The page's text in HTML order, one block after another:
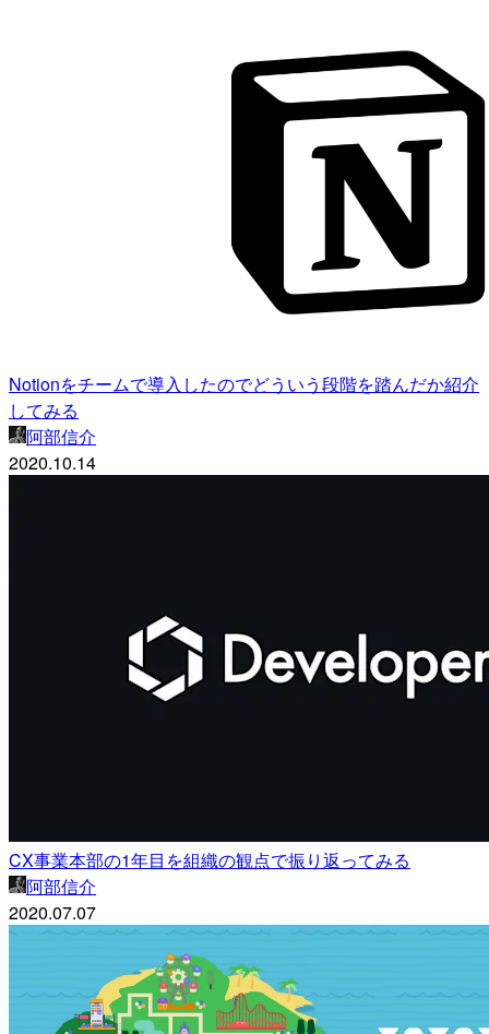
Notionをチームで導入したのでどういう段階を踏んだか紹介
してみる
阿部信介
2020.10.14
CX事業本部の1年目を組織の観点で振り返ってみる
阿部信介
2020.07.07